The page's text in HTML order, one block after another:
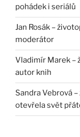
pohádek i seriálů
Jan Rosák –
moderátor
Vladimír Marek –
autor knih
Sandra Vebrová
otevřela svět